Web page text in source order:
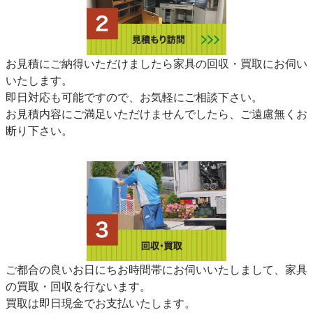
お見積にご納得いただけましたら家具の回収・買取にお伺い
いたします。
即日対応も可能ですので、お気軽にご相談下さい。
お見積内容にご満足いただけませんでしたら、ご遠慮無くお
断り下さい。
ご都合の良いお日にちお時間帯にお伺いいたしまして、家具
の買取・回収を行ないます。
買取は即日現金でお支払いたします。